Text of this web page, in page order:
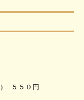
） ５５０円